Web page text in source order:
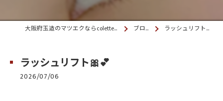
大阪府玉造のマツエクならcolette. 玉造 ブログ ラッシュリフト🎀💕
ラッシュリフト🎀💕
2026/07/06